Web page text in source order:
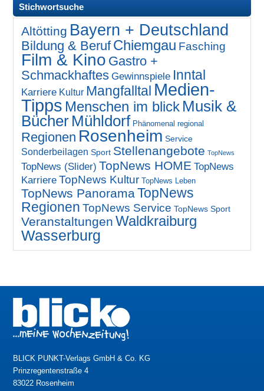
Stichwortsuche
Altötting Bayern + Deutschland
Bildung & Beruf Chiemgau Fasching
Film & Kino Gastro +
Schmackhaftes Gewinnspiele Inntal
Karriere Kultur Mangfalltal Medien-
Tipps Menschen im blick Musik &
Bücher Mühldorf Phänomenal regional
Regionen Rosenheim Service
Sonderbeilagen Sport Stellenangebote TopNews
TopNews (Slider) TopNews HOME TopNews
Karriere TopNews Kultur TopNews Leben
TopNews PanoramaTopNews
Regionen TopNews Service TopNews Sport
Veranstaltungen Waldkraiburg
Wasserburg
BLICK PUNKT-Verlags GmbH & Co. KG
Prinzregentenstraße 4
83022 Rosenheim